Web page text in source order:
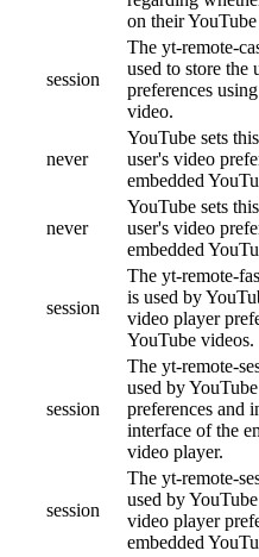
on their
session
The yt-remote-
used to store the
preferences
video.
never
YouTube sets
user's video
embedded
never
YouTube sets
user's video
embedded
session
The yt-remote-
is used by
video player
YouTube videos.
session
The yt-remote-
used by
preferences and
interface of the
video player.
session
The yt-remote-
used by
video player
embedded